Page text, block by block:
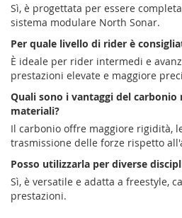
Sì, è progettata per essere
sistema modulare North Sonar.
Per quale livello di rider è
È ideale per rider intermedi e
prestazioni elevate e maggiore
Quali sono i vantaggi del
materiali?
Il carbonio offre maggiore rigidità,
trasmissione delle forze rispetto
Posso utilizzarla per diverse
Sì, è versatile e adatta a freestyle,
prestazioni.